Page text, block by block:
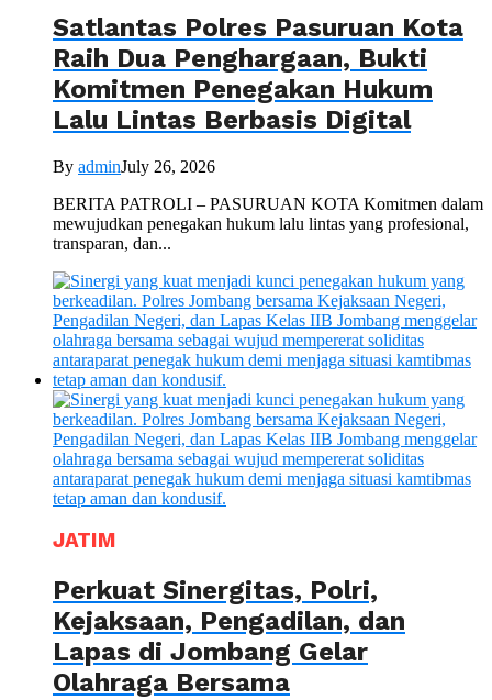
Satlantas Polres Pasuruan Kota
Raih Dua Penghargaan, Bukti
Komitmen Penegakan Hukum
Lalu Lintas Berbasis Digital
By adminJuly 26, 2026
BERITA PATROLI – PASURUAN KOTA Komitmen dalam
mewujudkan penegakan hukum lalu lintas yang profesional,
transparan, dan...
JATIM
Perkuat Sinergitas, Polri,
Kejaksaan, Pengadilan, dan
Lapas di Jombang Gelar
Olahraga Bersama